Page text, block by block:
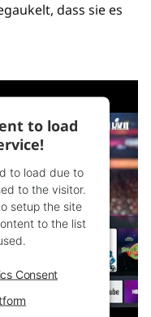
dass sie es
to load
to load due to
to the visitor.
setup the site
to the list
Consent